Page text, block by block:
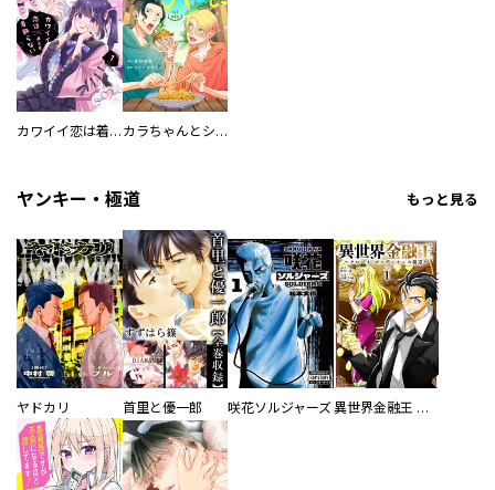
カワイイ恋は着飾らない カラちゃんとシトーさんと、 【分冊版】
ヤンキー・極道 もっと見る
ヤドカリ 首里と優一郎 咲花ソルジャーズ 異世界金融王 ～クローネ・ゴルディオンの覇道～